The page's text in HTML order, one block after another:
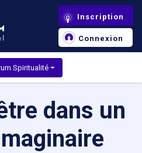
Inscription
Connexion
Spiritualité
dans un